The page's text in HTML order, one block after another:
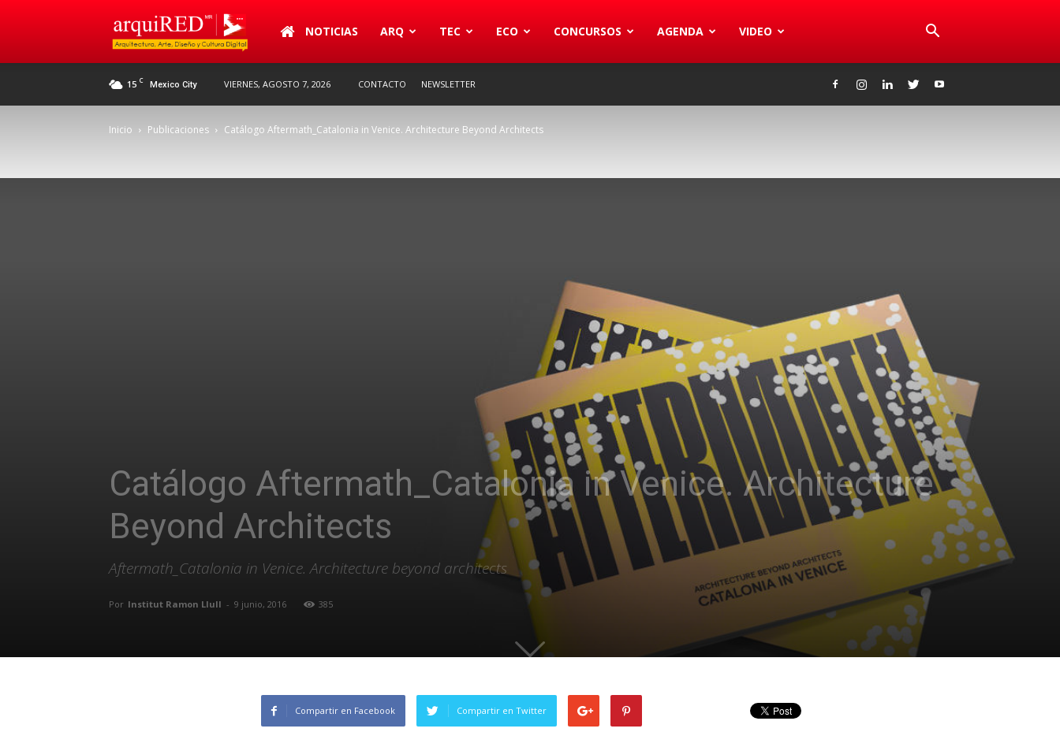
arquiREDNOTICIAS ARQ TEC ECO CONCURSOS AGENDA VIDEO
15 C Mexico City VIERNES, AGOSTO 7, 2026 CONTACTO NEWSLETTER
Inicio Publicaciones Catálogo Aftermath_Catalonia in Venice. Architecture Beyond Architects
Catálogo Aftermath_Catalonia in Venice. Architecture
Beyond Architects
Aftermath_Catalonia in Venice. Architecture beyond architects
Por Institut Ramon Llull - 9 junio, 2016 385
Compartir en Facebook Compartir en Twitter